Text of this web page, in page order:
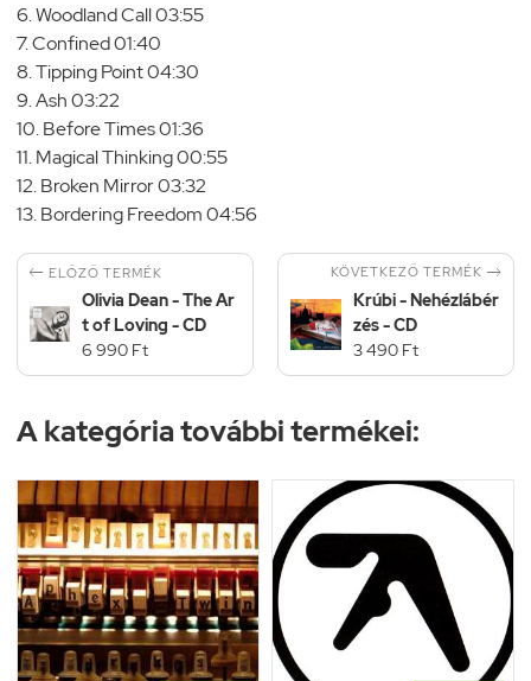
6. Woodland Call 03:55
7. Confined 01:40
8. Tipping Point 04:30
9. Ash 03:22
10. Before Times 01:36
11. Magical Thinking 00:55
12. Broken Mirror 03:32
13. Bordering Freedom 04:56
 ELŐZŐ TERMÉK
Olivia Dean - The Ar
t of Loving - CD
6 990 Ft
KÖVETKEZŐ TERMÉK 
Krúbi - Nehézlábér
zés - CD
3 490 Ft
A kategória további termékei: